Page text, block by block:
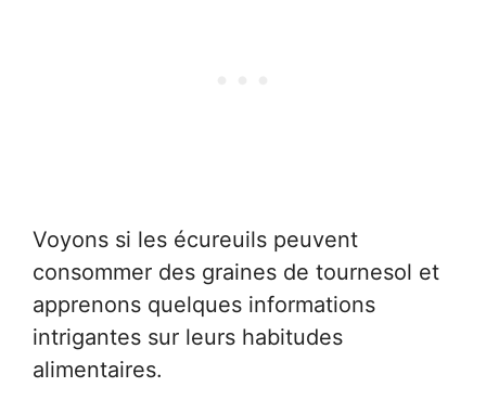
Voyons si les écureuils peuvent
consommer des graines de tournesol et
apprenons quelques informations
intrigantes sur leurs habitudes
alimentaires.